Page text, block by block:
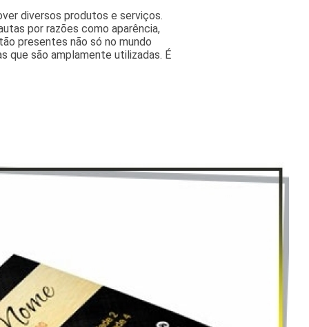
diversos produtos e serviços.
por razões como aparência,
presentes não só no mundo
que são amplamente utilizadas. É